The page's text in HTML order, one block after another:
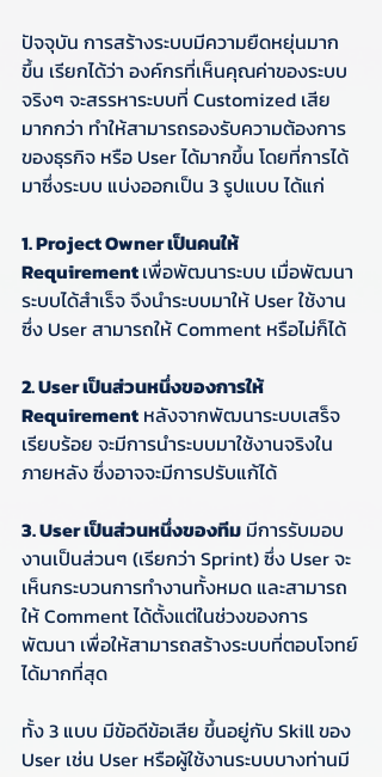
ปัจจุบัน การสร้างระบบมีความยืดหยุ่นมาก
ขึ้น เรียกได้ว่า องค์กรที่เห็นคุณค่าของระบบ
จริงๆ จะสรรหาระบบที่ Customized เสีย
มากกว่า ทำให้สามารถรองรับความต้องการ
ของธุรกิจ หรือ User ได้มากขึ้น โดยที่การได้
มาซึ่งระบบ แบ่งออกเป็น 3 รูปแบบ ได้แก่
1. Project Owner เป็นคนให้
Requirement เพื่อพัฒนาระบบ เมื่อพัฒนา
ระบบได้สำเร็จ จึงนำระบบมาให้ User ใช้งาน
ซึ่ง User สามารถให้ Comment หรือไม่ก็ได้
2. User เป็นส่วนหนึ่งของการให้
Requirement หลังจากพัฒนาระบบเสร็จ
เรียบร้อย จะมีการนำระบบมาใช้งานจริงใน
ภายหลัง ซึ่งอาจจะมีการปรับแก้ได้
3. User เป็นส่วนหนึ่งของทีม มีการรับมอบ
งานเป็นส่วนๆ (เรียกว่า Sprint) ซึ่ง User จะ
เห็นกระบวนการทำงานทั้งหมด และสามารถ
ให้ Comment ได้ตั้งแต่ในช่วงของการ
พัฒนา เพื่อให้สามารถสร้างระบบที่ตอบโจทย์
ได้มากที่สุด
ทั้ง 3 แบบ มีข้อดีข้อเสีย ขึ้นอยู่กับ Skill ของ
User เช่น User หรือผู้ใช้งานระบบบางท่านมี